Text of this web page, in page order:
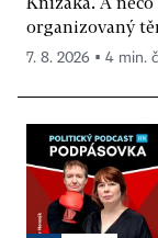
organizovaný
7. 8. 2026 ▪ 4 min.